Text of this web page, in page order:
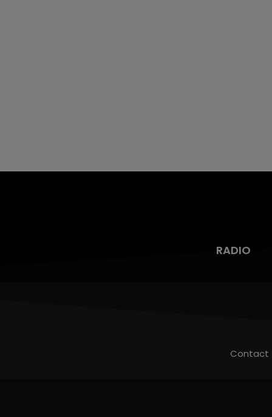
RADIO
Contact